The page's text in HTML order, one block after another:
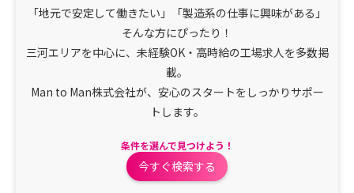
「地元で安定して働きたい」「製造系の仕事に興味がある」
そんな方にぴったり！
三河エリアを中心に、未経験OK・高時給の工場求人を多数掲
載。
Man to Man株式会社が、安心のスタートをしっかりサポー
トします。
条件を選んで見つけよう！
今すぐ検索する